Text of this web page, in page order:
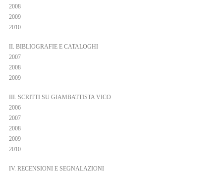
EN
2008
2009
2010
II. BIBLIOGRAFIE E CATALOGHI
2007
2008
2009
III. SCRITTI SU GIAMBATTISTA VICO
2006
2007
2008
2009
2010
IV. RECENSIONI E SEGNALAZIONI